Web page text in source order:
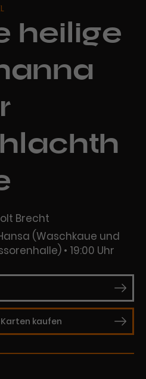
heilige
Brecht
(Waschkaue und
19:00 Uhr
kaufen